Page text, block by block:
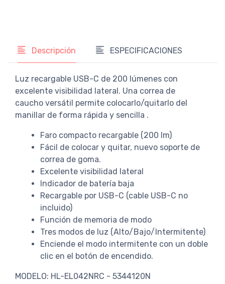
Descripción ESPECIFICACIONES
Luz recargable USB-C de 200 lúmenes con
excelente visibilidad lateral. Una correa de
caucho versátil permite colocarlo/quitarlo del
manillar de forma rápida y sencilla .
Faro compacto recargable (200 lm)
Fácil de colocar y quitar, nuevo soporte de
correa de goma.
Excelente visibilidad lateral
Indicador de batería baja
Recargable por USB-C (cable USB-C no
incluido)
Función de memoria de modo
Tres modos de luz (Alto/Bajo/Intermitente)
Enciende el modo intermitente con un doble
clic en el botón de encendido.
MODELO: HL-EL042NRC - 5344120N